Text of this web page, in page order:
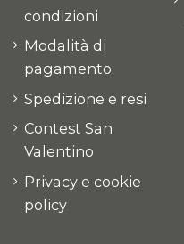
condizioni
Modalità di
pagamento
Spedizione e resi
Contest San
Valentino
Privacy e cookie
policy